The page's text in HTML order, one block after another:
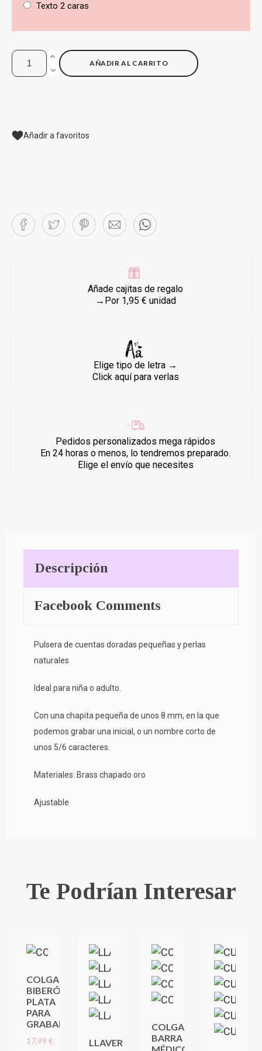
Texto 2 caras
AÑADIR AL CARRITO
Añadir a favoritos
Añade cajitas de regalo
→Por 1,95 € unidad
Elige tipo de letra →
Click aquí para verlas
Pedidos personalizados mega rápidos
En 24 horas o menos, lo tendremos preparado.
Elige el envío que necesites
Descripción
Facebook Comments
Pulsera de cuentas doradas pequeñas y perlas
naturales
Ideal para niña o adulto.
Con una chapita pequeña de unos 8 mm, en la que
podemos grabar una inicial, o un nombre corto de
unos 5/6 caracteres.
Materiales: Brass chapado oro
Ajustable
Te Podrían Interesar
COLGANTE
BIBERÓN
PLATA
PARA
GRABAR
17,99 €
LLAVERO
COLGANTE
BARRA